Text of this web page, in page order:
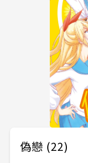
偽戀 (22)